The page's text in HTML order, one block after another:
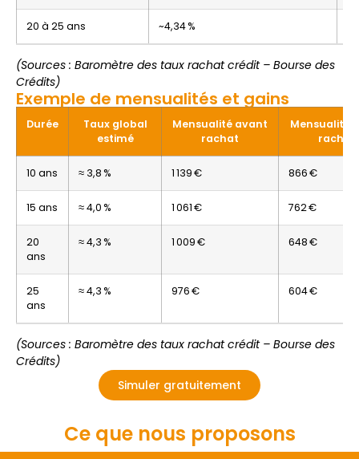
20 à 25 ans ~4,34 %
(Sources : Baromètre des taux rachat crédit – Bourse des
Crédits)
Exemple de mensualités et gains
Durée
Taux global
estimé
Mensualité avant
rachat
Mensualité
rachat
10 ans ≈ 3,8 % 1 139 € 866 €
15 ans ≈ 4,0 % 1 061 € 762 €
20
ans
≈ 4,3 % 1 009 € 648 €
25
ans
≈ 4,3 % 976 € 604 €
(Sources : Baromètre des taux rachat crédit – Bourse des
Crédits)
Simuler gratuitement
Ce que nous proposons